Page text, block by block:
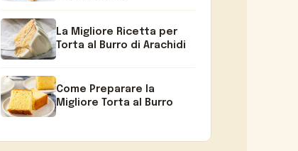
La Migliore Ricetta per
Torta al Burro di Arachidi
Come Preparare la
Migliore Torta al Burro